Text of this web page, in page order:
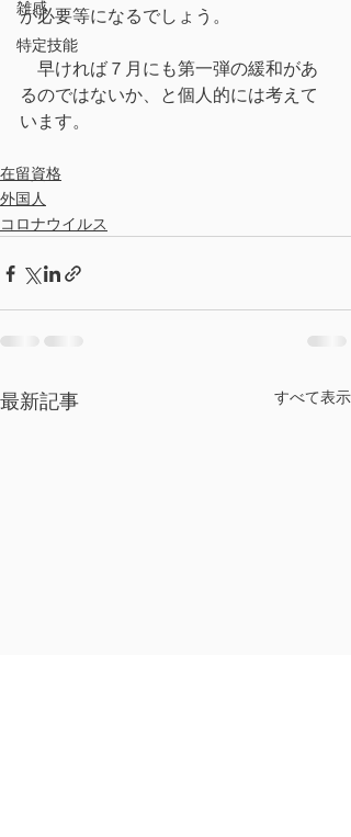
雑感
特定技能
が必要等になるでしょう。
早ければ７月にも第一弾の緩和があ
るのではないか、と個人的には考えて
います。
在留資格
外国人
コロナウイルス
最新記事 すべて表示